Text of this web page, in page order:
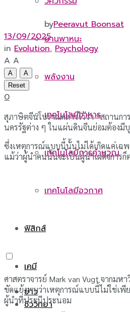
ยานพาหนะ
พลังงาน
เทคโนโลยีอาหาร
เทคโนโลยีการคำนวณ
เทคโนโลยีอวกาศ
ฟิสิกส์
เคมี
ชีววิทยา
ข่าว
byPeeravut Boonsat
13/09/2025
in Evolution, Psychology
A A
A
A
Reset
0
สุภาษิตจีนโบราณกล่าวไว้ว่า “สถานก
นครรัฐต่าง ๆ ในแผ่นดินจีนย่อมต้องมี
ซึ่งเหตุการณ์แบบนี้นั้นไม่ได้เกิดแค่เฉ
แม้ว่าผู้นำคนนั้นจะเป็นผู้นำเผด็จการ
โจเซฟ สตาลิน
ศาสตราจารย์ Mark van Vugt จากมห
ขัดแย้งพบว่าเหตุการณ์แบบนี้ไม่ใช่เพี
ผู้นำที่ประนีประนอม